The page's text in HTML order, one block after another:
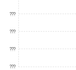
???
???
???
???